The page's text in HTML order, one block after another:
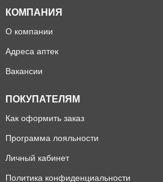
КОМПАНИЯ
О компании
Адреса аптек
Вакансии
ПОКУПАТЕЛЯМ
Как оформить заказ
Программа лояльности
Личный кабинет
Политика конфиденциальности